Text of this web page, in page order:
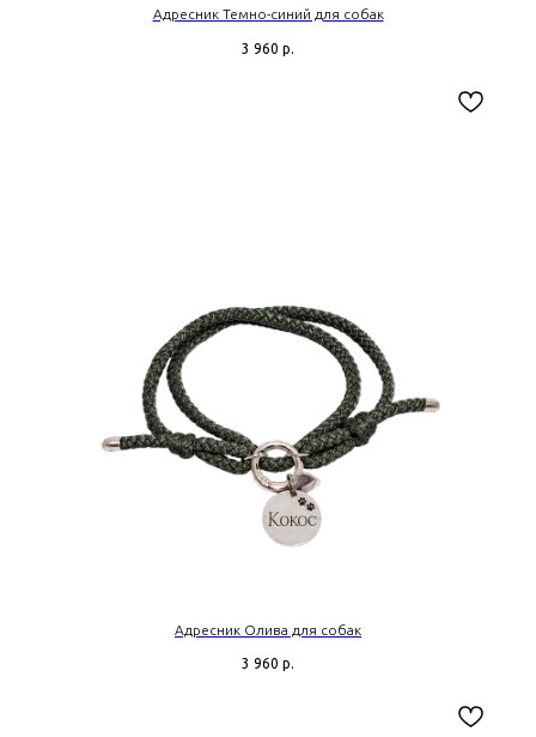
Адресник Темно-синий для собак
3 960 р.
Адресник Олива для собак
3 960 р.